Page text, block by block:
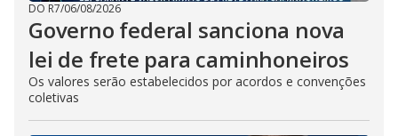
DO R7/06/08/2026
Governo federal sanciona nova
lei de frete para caminhoneiros
Os valores serão estabelecidos por acordos e convenções
coletivas